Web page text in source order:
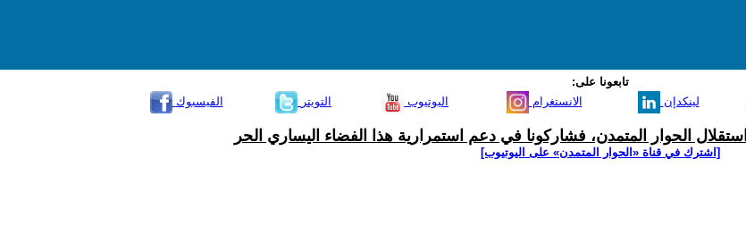
تابعونا على:
الفيسبوك
التويتر اليوتيوب الانستغرام لينكدإن
الحوار المتمدن، فشاركونا في دعم استمرارية هذا الفضاء اليساري الحر
[اشترك في قناة ‫«الحوار المتمدن» على اليوتيوب]